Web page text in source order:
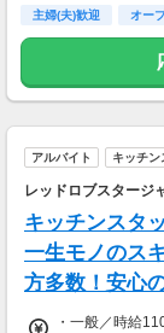
入社後に紹介者
17：00～22：
主婦(夫)歓迎
オー
アルバイト キッチン
レッドロブスタージ
キッチンスタ
一生モノのス
方多数！安心
・一般／時給